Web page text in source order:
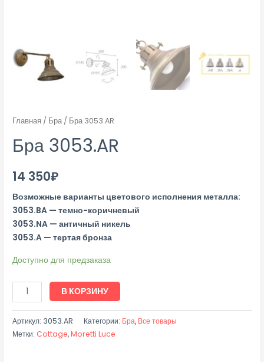
Главная / Бра / Бра 3053.AR
Бра 3053.AR
14 350₽
Возможные варианты цветового исполнения металла:
3053.BA — темно-коричневый
3053.NA — античный никель
3053.A — тертая бронза
Доступно для предзаказа
В КОРЗИНУ
Артикул: 3053.AR Категории: Бра, Все товары
Метки: Cottage,Moretti Luce